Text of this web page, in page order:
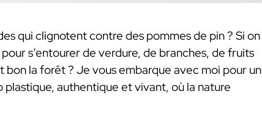
qui clignotent contre des pommes de pin ? Si on
s’entourer de verdure, de branches, de fruits
bon la forêt ? Je vous embarque avec moi pour un
plastique, authentique et vivant, où la nature